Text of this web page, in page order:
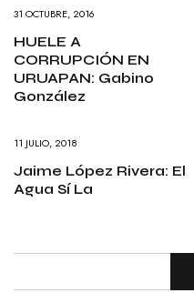
31 OCTUBRE, 2016
HUELE A
CORRUPCIÓN EN
URUAPAN: Gabino
González
11 JULIO, 2018
Jaime López Rivera: El
Agua Sí La